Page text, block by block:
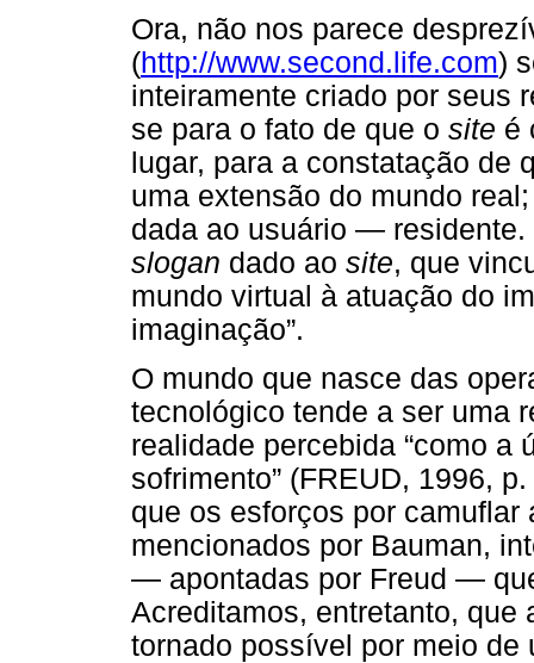
Ora, não nos parece
(http://www.second.life.com)
inteiramente criado por seus
se para o fato de que o site é
lugar, para a constatação de
uma extensão do mundo
dada ao usuário — residente.
slogan dado ao site, que
mundo virtual à atuação do
imaginação”.
O mundo que nasce das
tecnológico tende a ser uma
realidade percebida “como a
sofrimento” (FREUD, 1996,
que os esforços por
mencionados por Bauman,
— apontadas por Freud —
Acreditamos, entretanto, que
tornado possível por meio de